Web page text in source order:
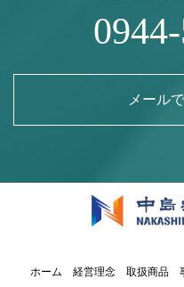
メール
ホーム 経営理念 取扱商品